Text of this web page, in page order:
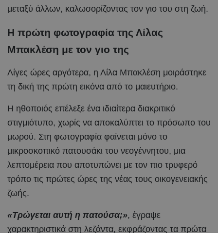
μεταξύ άλλων, καλωσορίζοντας τον γιο του στη ζωή.
Η πρώτη φωτογραφία της Λίλας
Μπακλέση με τον γιο της
Λίγες ώρες αργότερα, η Λίλα Μπακλέση μοιράστηκε
τη δική της πρώτη εικόνα από το μαιευτήριο.
Η ηθοποιός επέλεξε ένα ιδιαίτερα διακριτικό
στιγμιότυπο, χωρίς να αποκαλύπτει το πρόσωπο του
μωρού. Στη φωτογραφία φαίνεται μόνο το
μικροσκοπικό πατουσάκι του νεογέννητου, μια
λεπτομέρεια που αποτυπώνει με τον πιο τρυφερό
τρόπο τις πρώτες ώρες της νέας τους οικογενειακής
ζωής.
«Τρώγεται αυτή η πατούσα;», έγραψε
χαρακτηριστικά στη λεζάντα, εκφράζοντας τα πρώτα